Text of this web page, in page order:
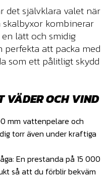
det självklara valet när
skalbyxor kombinerar
lätt och smidig
att packa med
som ett pålitligt skydd
VÄDER OCH VIND
mm vattenpelare och
torr även under kraftiga
En prestanda på 15 000
så att du förblir bekväm